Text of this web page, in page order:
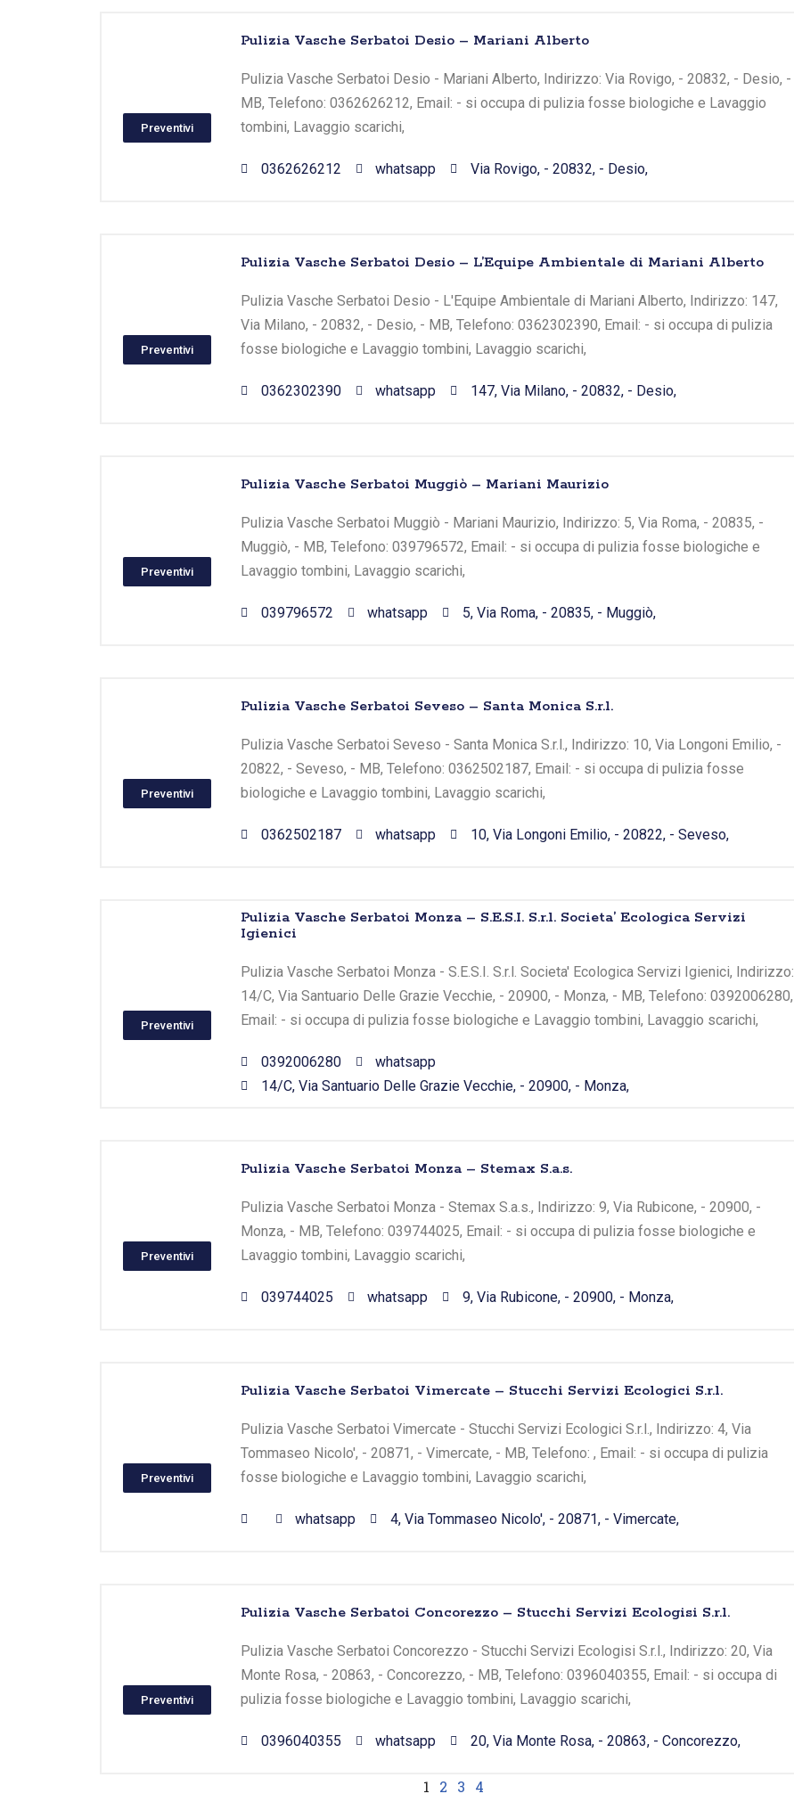
Preventivi
Pulizia Vasche Serbatoi Desio – Mariani Alberto
Pulizia Vasche Serbatoi Desio - Mariani Alberto, Indirizzo: Via Rovigo, - 20832, - Desio, -
MB, Telefono: 0362626212, Email: - si occupa di pulizia fosse biologiche e Lavaggio
tombini, Lavaggio scarichi,
0362626212 whatsapp Via Rovigo, - 20832, - Desio,
Preventivi
Pulizia Vasche Serbatoi Desio – L’Equipe Ambientale di Mariani Alberto
Pulizia Vasche Serbatoi Desio - L'Equipe Ambientale di Mariani Alberto, Indirizzo: 147,
Via Milano, - 20832, - Desio, - MB, Telefono: 0362302390, Email: - si occupa di pulizia
fosse biologiche e Lavaggio tombini, Lavaggio scarichi,
0362302390 whatsapp 147, Via Milano, - 20832, - Desio,
Preventivi
Pulizia Vasche Serbatoi Muggiò – Mariani Maurizio
Pulizia Vasche Serbatoi Muggiò - Mariani Maurizio, Indirizzo: 5, Via Roma, - 20835, -
Muggiò, - MB, Telefono: 039796572, Email: - si occupa di pulizia fosse biologiche e
Lavaggio tombini, Lavaggio scarichi,
039796572 whatsapp 5, Via Roma, - 20835, - Muggiò,
Preventivi
Pulizia Vasche Serbatoi Seveso – Santa Monica S.r.l.
Pulizia Vasche Serbatoi Seveso - Santa Monica S.r.l., Indirizzo: 10, Via Longoni Emilio, -
20822, - Seveso, - MB, Telefono: 0362502187, Email: - si occupa di pulizia fosse
biologiche e Lavaggio tombini, Lavaggio scarichi,
0362502187 whatsapp 10, Via Longoni Emilio, - 20822, - Seveso,
Preventivi
Pulizia Vasche Serbatoi Monza – S.E.S.I. S.r.l. Societa’ Ecologica Servizi
Igienici
Pulizia Vasche Serbatoi Monza - S.E.S.I. S.r.l. Societa' Ecologica Servizi Igienici, Indirizzo:
14/C, Via Santuario Delle Grazie Vecchie, - 20900, - Monza, - MB, Telefono: 0392006280,
Email: - si occupa di pulizia fosse biologiche e Lavaggio tombini, Lavaggio scarichi,
0392006280
whatsapp
14/C, Via Santuario Delle Grazie Vecchie, - 20900, - Monza,
Preventivi
Pulizia Vasche Serbatoi Monza – Stemax S.a.s.
Pulizia Vasche Serbatoi Monza - Stemax S.a.s., Indirizzo: 9, Via Rubicone, - 20900, -
Monza, - MB, Telefono: 039744025, Email: - si occupa di pulizia fosse biologiche e
Lavaggio tombini, Lavaggio scarichi,
039744025 whatsapp 9, Via Rubicone, - 20900, - Monza,
Preventivi
Pulizia Vasche Serbatoi Vimercate – Stucchi Servizi Ecologici S.r.l.
Pulizia Vasche Serbatoi Vimercate - Stucchi Servizi Ecologici S.r.l., Indirizzo: 4, Via
Tommaseo Nicolo', - 20871, - Vimercate, - MB, Telefono: , Email: - si occupa di pulizia
fosse biologiche e Lavaggio tombini, Lavaggio scarichi,
whatsapp 4, Via Tommaseo Nicolo', - 20871, - Vimercate,
Preventivi
Pulizia Vasche Serbatoi Concorezzo – Stucchi Servizi Ecologisi S.r.l.
Pulizia Vasche Serbatoi Concorezzo - Stucchi Servizi Ecologisi S.r.l., Indirizzo: 20, Via
Monte Rosa, - 20863, - Concorezzo, - MB, Telefono: 0396040355, Email: - si occupa di
pulizia fosse biologiche e Lavaggio tombini, Lavaggio scarichi,
0396040355 whatsapp 20, Via Monte Rosa, - 20863, - Concorezzo,
1 2 3 4